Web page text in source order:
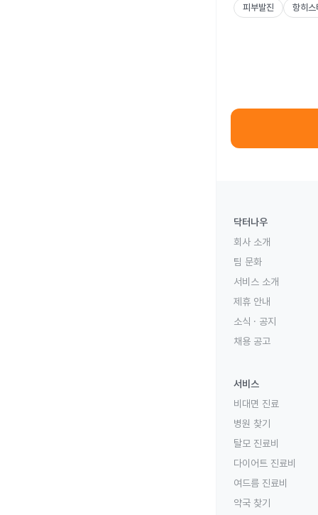
피부발진
항히스
닥터나우
회사 소개
팀 문화
서비스 소개
제휴 안내
소식 · 공지
채용 공고
서비스
비대면 진료
병원 찾기
탈모 진료비
다이어트 진료비
여드름 진료비
약국 찾기